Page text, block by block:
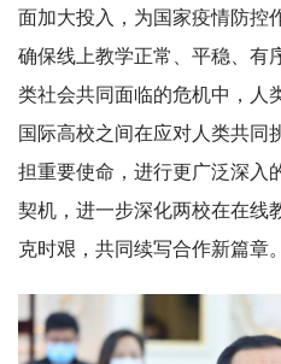
面加大投入，为国家疫情防控
确保线上教学正常、平稳、有
类社会共同面临的危机中，人
国际高校之间在应对人类共同
担重要使命，进行更广泛深入
契机，进一步深化两校在在线
克时艰，共同续写合作新篇章。